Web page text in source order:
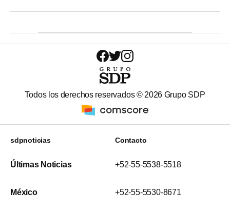
Todos los derechos reservados © 2026 Grupo SDP
sdpnoticias
Últimas Noticias
México
Contacto
+52-55-5538-5518
+52-55-5530-8671